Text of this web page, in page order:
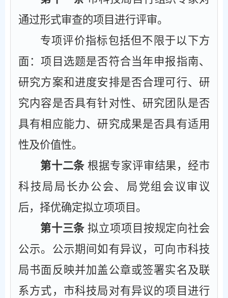
通过形式审查的项目进行评审。
专项评价指标包括但不限于以下方
面：项目选题是否符合当年申报指南、
研究方案和进度安排是否合理可行、研
究内容是否具有针对性、研究团队是否
具有相应能力、研究成果是否具有适用
性及价值性。
第十二条 根据专家评审结果，经市
科技局局长办公会、局党组会议审议
后，择优确定拟立项项目。
第十三条 拟立项项目按规定向社会
公示。公示期间如有异议，可向市科技
局书面反映并加盖公章或签署实名及联
系方式，市科技局对有异议的项目进行